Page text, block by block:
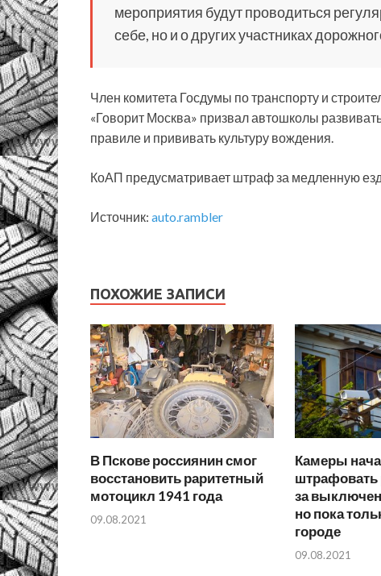
мероприятия будут проводиться
себе, но и о других участниках
Член комитета Госдумы по транспорту и
«Говорит Москва» призвал автошколы
правиле и прививать культуру вождения.
КоАП предусматривает штраф за медленную
Источник: auto.rambler
ПОХОЖИЕ ЗАПИСИ
В Пскове россиянин смог
восстановить раритетный
мотоцикл 1941 года
09.08.2021
Камеры
штрафовать
за
но пока
городе
09.08.2021